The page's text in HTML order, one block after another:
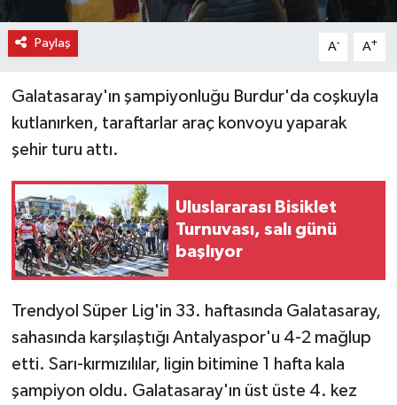
Paylaş A- A+
Galatasaray'ın şampiyonluğu Burdur'da coşkuyla
kutlanırken, taraftarlar araç konvoyu yaparak
şehir turu attı.
Uluslararası Bisiklet
Turnuvası, salı günü
başlıyor
Trendyol Süper Lig'in 33. haftasında Galatasaray,
sahasında karşılaştığı Antalyaspor'u 4-2 mağlup
etti. Sarı-kırmızılılar, ligin bitimine 1 hafta kala
şampiyon oldu. Galatasaray'ın üst üste 4. kez